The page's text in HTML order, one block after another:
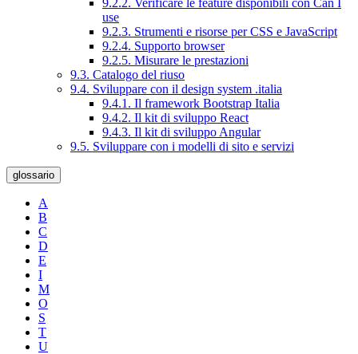
9.2.2. Verificare le feature disponibili con Can I
use
9.2.3. Strumenti e risorse per CSS e JavaScript
9.2.4. Supporto browser
9.2.5. Misurare le prestazioni
9.3. Catalogo del riuso
9.4. Sviluppare con il design system .italia
9.4.1. Il framework Bootstrap Italia
9.4.2. Il kit di sviluppo React
9.4.3. Il kit di sviluppo Angular
9.5. Sviluppare con i modelli di sito e servizi
glossario
A
B
C
D
E
I
M
O
S
T
U